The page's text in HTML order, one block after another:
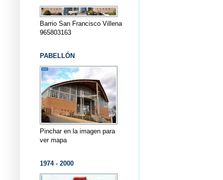
Barrio San Francisco Villena
965803163
PABELLÓN
Pinchar en la imagen para
ver mapa
1974 - 2000